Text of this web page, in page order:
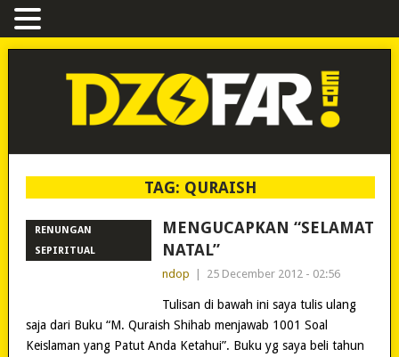
TAG: QURAISH
RENUNGAN
SEPIRITUAL
MENGUCAPKAN “SELAMAT
NATAL”
ndop 25 December 2012 - 02:56
Tulisan di bawah ini saya tulis ulang
saja dari Buku “M. Quraish Shihab menjawab 1001 Soal
Keislaman yang Patut Anda Ketahui”. Buku yg saya beli tahun